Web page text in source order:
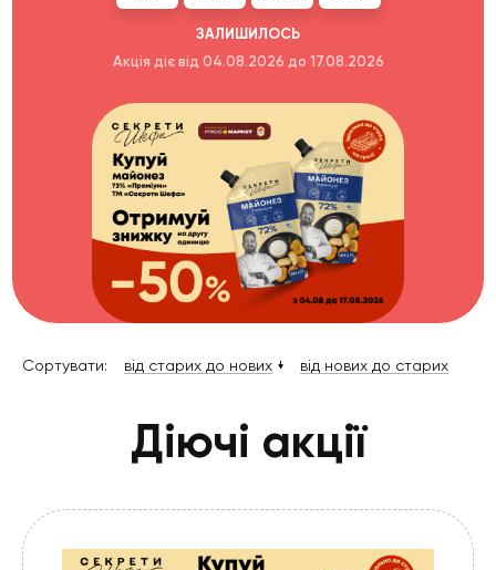
ЗАЛИШИЛОСЬ
Акція діє від 04.08.2026 до 17.08.2026
Сортувати: від старих до нових від нових до старих
Діючі акції